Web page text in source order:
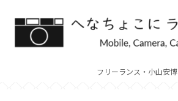
フリーランス・小山安博